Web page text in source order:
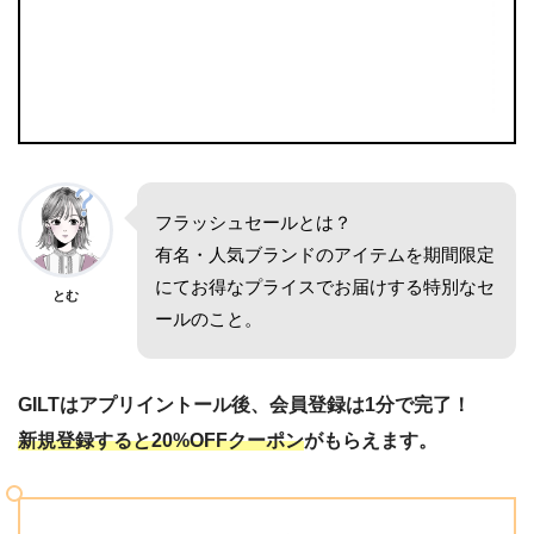
とむ
フラッシュセールとは？
有名・人気ブランドのアイテムを期間限定
にてお得なプライスでお届けする特別なセ
ールのこと。
GILTはアプリイントール後、会員登録は1分で完了！
新規登録すると20%OFFクーポンがもらえます。